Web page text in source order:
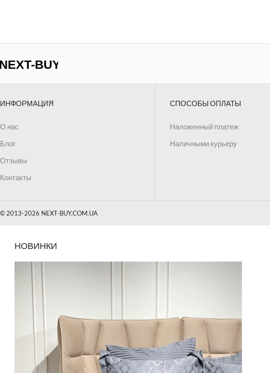
ИНФОРМАЦИЯ
О нас
Блог
Отзывы
Контакты
СПОСОБЫ ОПЛАТЫ
Наложенный платеж
Наличными курьеру
© 2013-2026 NEXT-BUY.COM.UA
НОВИНКИ